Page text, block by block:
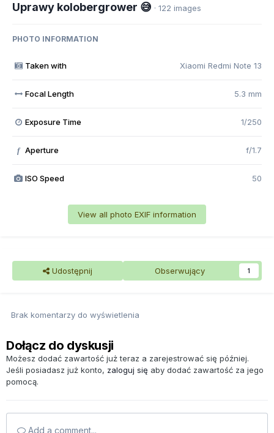
Uprawy kolobergrower 😅 · 122 images
PHOTO INFORMATION
Taken with Xiaomi Redmi Note 13
Focal Length 5.3 mm
Exposure Time 1/250
f Aperture f/1.7
ISO Speed 50
View all photo EXIF information
Udostępnij Obserwujący 1
Brak komentarzy do wyświetlenia
Dołącz do dyskusji
Możesz dodać zawartość już teraz a zarejestrować się później.
Jeśli posiadasz już konto, zaloguj się aby dodać zawartość za jego
pomocą.
Add a comment...